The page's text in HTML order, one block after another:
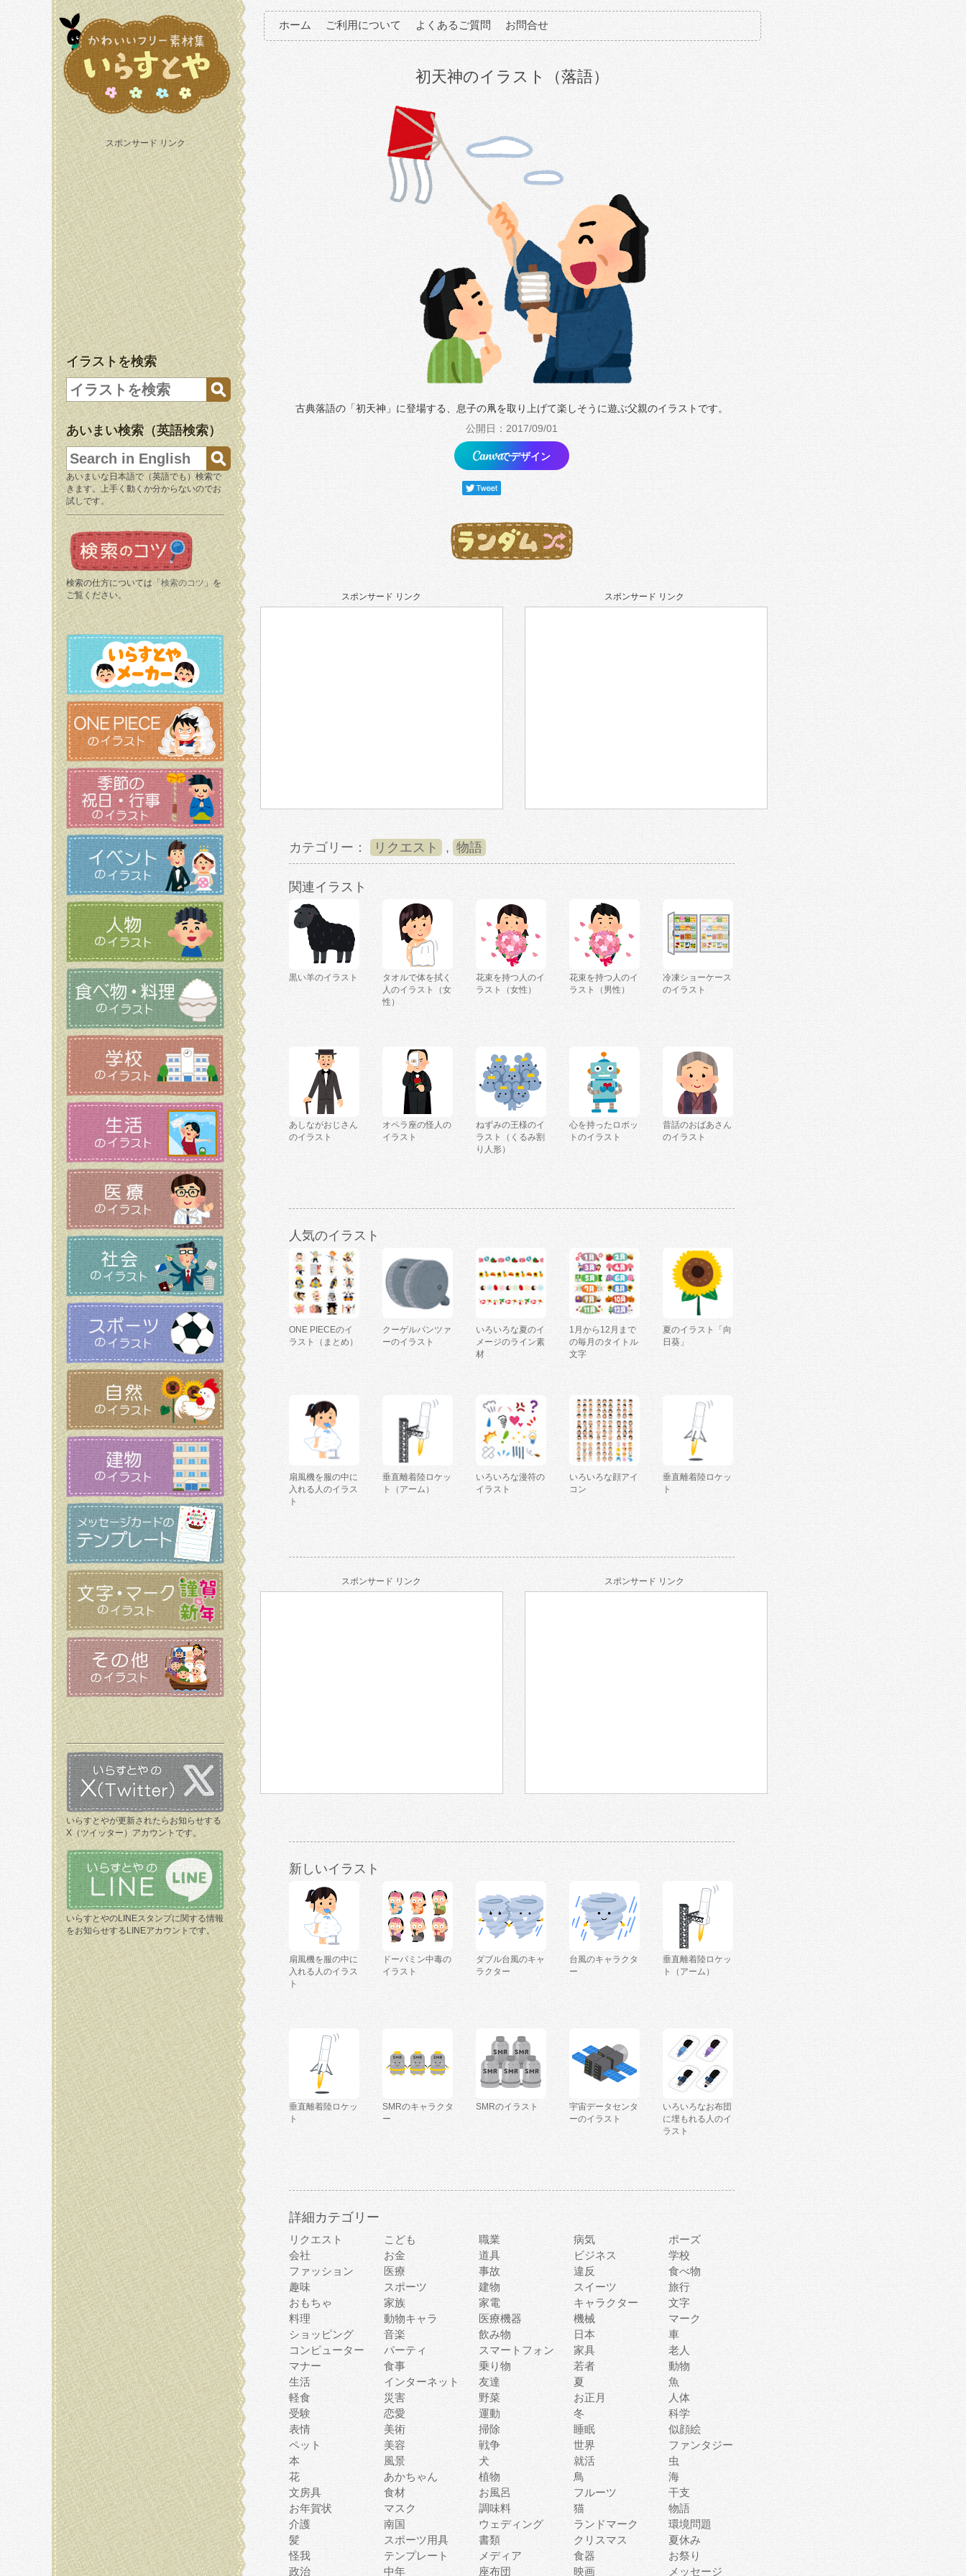
スポンサード リンク
イラストを検索
あいまい検索（英語検索）
あいまいな日本語で（英語でも）検索で
きます。上手く動くか分からないのでお
試しです。
検索の仕方については「 検索のコツ 」を
ご覧ください。
いらすとやが更新されたらお知らせする
X（ツイッター）アカウントです。
いらすとやのLINEスタンプに関する情報
をお知らせするLINEアカウントです。
ホーム ご利用について よくあるご質問 お問合せ
初天神のイラスト（落語）
古典落語の「初天神」に登場する、息子の凧を取り上げて楽しそうに遊ぶ父親のイラストです。
公開日：2017/09/01
でデザイン
スポンサード リンク スポンサード リンク
カテゴリー： リクエスト , 物語
関連イラスト
黒い羊のイラスト
タオルで体を拭く
人のイラスト（女
性）
花束を持つ人のイ
ラスト（女性）
花束を持つ人のイ
ラスト（男性）
冷凍ショーケース
のイラスト
あしながおじさん
のイラスト
オペラ座の怪人の
イラスト
ねずみの王様のイ
ラスト（くるみ割
り人形）
心を持ったロボッ
トのイラスト
昔話のおばあさん
のイラスト
人気のイラスト
ONE PIECEのイ
ラスト（まとめ）
クーゲルパンツァ
ーのイラスト
いろいろな夏のイ
メージのライン素
材
1月から12月まで
の毎月のタイトル
文字
夏のイラスト「向
日葵」
扇風機を服の中に
入れる人のイラス
ト
垂直離着陸ロケッ
ト（アーム）
いろいろな漫符の
イラスト
いろいろな顔アイ
コン
垂直離着陸ロケッ
ト
スポンサード リンク スポンサード リンク
新しいイラスト
扇風機を服の中に
入れる人のイラス
ト
ドーパミン中毒の
イラスト
ダブル台風のキャ
ラクター
台風のキャラクタ
ー
垂直離着陸ロケッ
ト（アーム）
垂直離着陸ロケッ
ト
SMRのキャラクタ
ー
SMRのイラスト
宇宙データセンタ
ーのイラスト
いろいろなお布団
に埋もれる人のイ
ラスト
詳細カテゴリー
リクエスト こども 職業 病気
ポーズ
会社
お金 道具 ビジネス
学校
ファッション
医療 事故 違反
食べ物
趣味
スポーツ 建物 スイーツ
旅行
おもちゃ
家族 家電 キャラクター
文字
料理
動物キャラ 医療機器 機械
マーク
ショッピング
音楽 飲み物 日本
車
コンピューター
パーティ スマートフォン 家具
老人
マナー
食事 乗り物 若者
動物
生活
インターネット 友達 夏
魚
軽食
災害 野菜 お正月
人体
受験
恋愛 運動 冬
科学
表情
美術 掃除 睡眠
似顔絵
ペット
美容 戦争 世界
ファンタジー
本
風景 犬 就活
虫
花
あかちゃん 植物 鳥
海
文房具
食材 お風呂 フルーツ
干支
お年賀状
マスク 調味料 猫
物語
介護
南国 ウェディング ランドマーク
環境問題
髪
スポーツ用具 書類 クリスマス
夏休み
怪我
テンプレート メディア 食器
お祭り
政治
中年 座布団 映画 メッセージ